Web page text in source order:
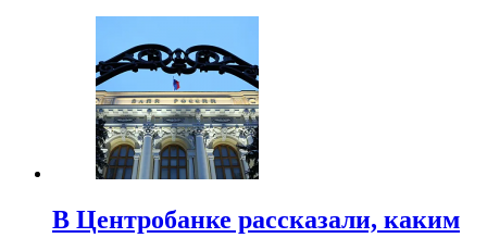
В Центробанке рассказали, каким